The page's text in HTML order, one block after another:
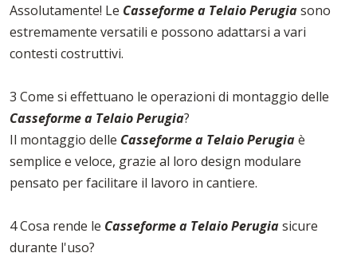
Assolutamente! Le Casseforme a Telaio Perugiasono
estremamente versatili e possono adattarsi a vari
contesti costruttivi.
3 Come si effettuano le operazioni di montaggio delle
Casseforme a Telaio Perugia?
Il montaggio delle Casseforme a Telaio Perugiaè
semplice e veloce, grazie al loro design modulare
pensato per facilitare il lavoro in cantiere.
4 Cosa rende le Casseforme a Telaio Perugiasicure
durante l'uso?